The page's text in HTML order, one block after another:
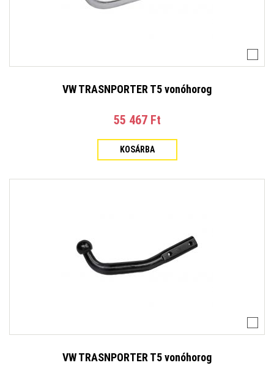
VW TRASNPORTER T5 vonóhorog
55 467 Ft‎
KOSÁRBA
VW TRASNPORTER T5 vonóhorog